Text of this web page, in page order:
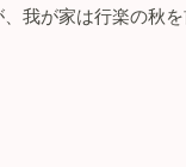
我が家は行楽の秋